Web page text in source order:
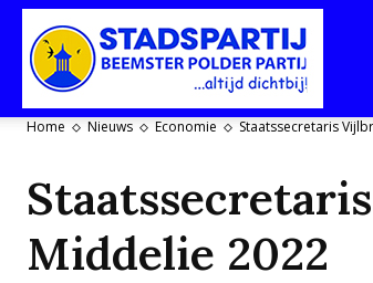
Home Nieuws Economie Staatssecretaris
Middelie 2022